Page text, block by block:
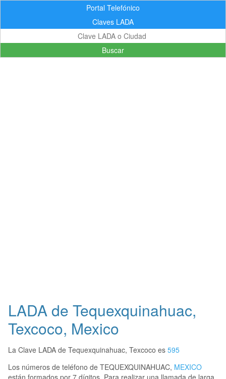
Portal Telefónico
Claves LADA
Buscar
LADA de Tequexquinahuac,
Texcoco, Mexico
La Clave LADA de Tequexquinahuac, Texcoco es 595
Los números de teléfono de TEQUEXQUINAHUAC, MEXICO